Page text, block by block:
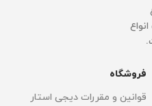
فروشگاه
قوانین و مقررات دیجی استار